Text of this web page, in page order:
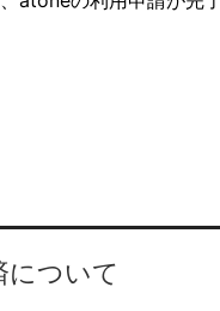
について